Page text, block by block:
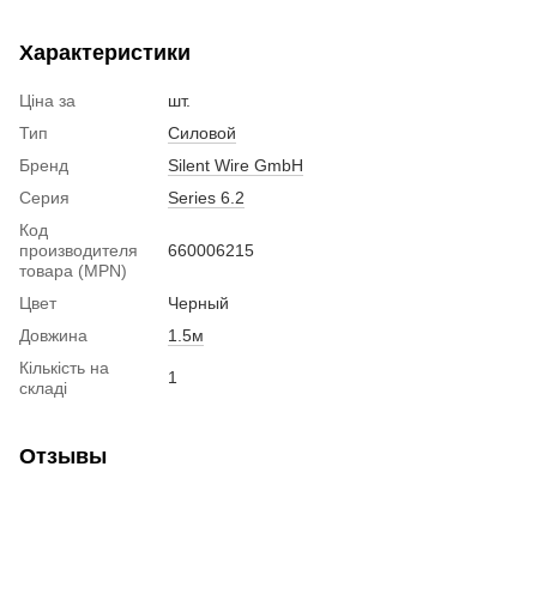
Характеристики
Ціна за
шт.
Тип
Силовой
Бренд
Silent Wire GmbH
Серия
Series 6.2
Код
производителя
товара (MPN)
660006215
Цвет
Черный
Довжина
1.5м
Кількість на
складі
1
Отзывы